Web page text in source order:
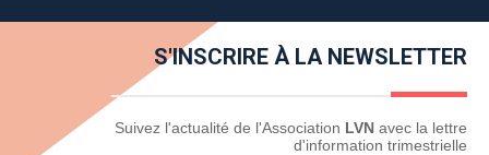
S'INSCRIRE À LA NEWSLETTER
Newsletter Suivez l'actualité de l'Association LVN avec la lettre
d'information trimestrielle